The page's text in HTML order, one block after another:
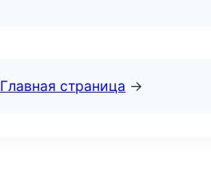
Главная страница →